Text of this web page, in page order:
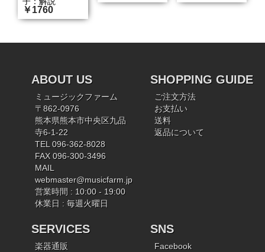
￥1760
ABOUT US
ミュージックファーム
〒862-0976
熊本県熊本市中央区九品
寺6-1-22
TEL 096-362-8028
FAX 096-300-3496
MAIL
webmaster@musicfarm.jp
営業時間 : 10:00 - 19:00
休業日 : 毎週火曜日
SHOPPING GUIDE
ご注文方法
お支払い
送料
返品について
SERVICES
楽器通販
SNS
Facebook